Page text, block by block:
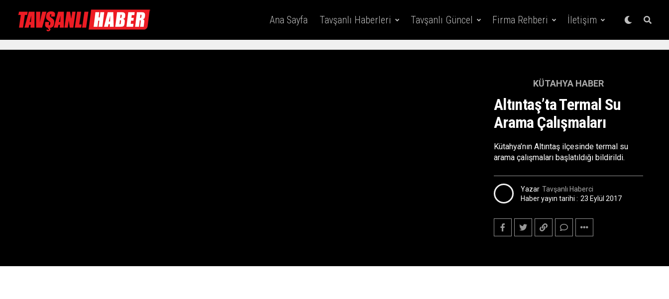
Ana Sayfa Tavşanlı Haberleri Tavşanlı Güncel Firma Rehberi İletişim
KÜTAHYA HABER
Altıntaş’ta Termal Su
Arama Çalışmaları
Kütahya’nın Altıntaş ilçesinde termal su
arama çalışmaları başlatıldığı bildirildi.
Yazar Tavşanlı Haberci
Haber yayın tarihi : 23 Eylül 2017